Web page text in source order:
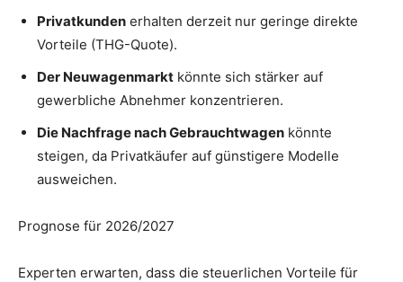
Privatkunden erhalten derzeit nur geringe direkte
Vorteile (THG-Quote).
Der Neuwagenmarkt könnte sich stärker auf
gewerbliche Abnehmer konzentrieren.
Die Nachfrage nach Gebrauchtwagen könnte
steigen, da Privatkäufer auf günstigere Modelle
ausweichen.
Prognose für 2026/2027
Experten erwarten, dass die steuerlichen Vorteile für